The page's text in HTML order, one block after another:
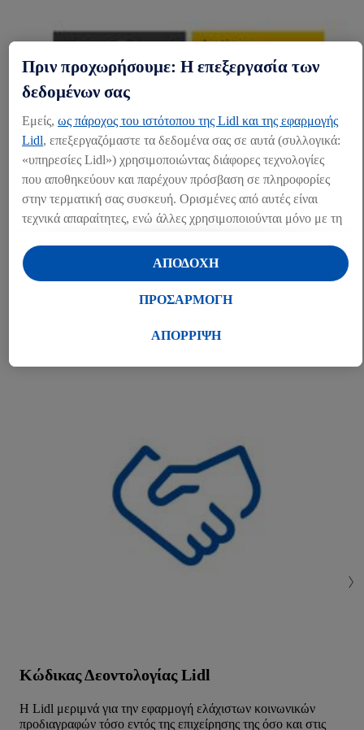
ACT
Από τον Νοέμβριο 2019, η Lidl αποτελεί μέλος της διεθνούς
όπου μαζί με άλλες εταιρείες ασκεί σε διεθνές επίπεδο
μεγαλύτερη πίεση για αμοιβές που εξασφαλίζουν μισθούς
αξιοπρεπούς διαβίωσης στη βιομηχανία της
ΠΕΡΑΙΤΈΡΩ
Κώδικας Δεοντολογίας Lidl
Η Lidl μεριμνά για την εφαρμογή ελάχιστων κοινωνικών
προδιαγραφών τόσο εντός της επιχείρησης της όσο και στις
Πριν προχωρήσουμε: Η επεξεργασία των
δεδομένων σας
Εμείς, ως πάροχος του ιστότοπου της Lidl και της εφαρμογής
Lidl, επεξεργαζόμαστε τα δεδομένα σας σε αυτά (συλλογικά:
«υπηρεσίες Lidl») χρησιμοποιώντας διάφορες τεχνολογίες
που αποθηκεύουν και παρέχουν πρόσβαση σε πληροφορίες
στην τερματική σας συσκευή. Ορισμένες από αυτές είναι
τεχνικά απαραίτητες, ενώ άλλες χρησιμοποιούνται μόνο με τη
δημιουργία στατιστικών στοιχείων ή για εξατομικευμένη
διαφήμιση εντός και εκτός των υπηρεσιών Lidl. Εάν
συμμετέχετε στο πρόγραμμα Lidl Plus, δεδομένα που
επίσης σε επεξεργασία για τους σκοπούς αυτούς.
Κάνοντας κλικ στην επιλογή «Απόρριψη», επιτρέπετε μόνο
τη χρήση των τεχνικά απαραίτητων τεχνολογιών. Κάνοντας
κλικ στην επιλογή «Αποδοχή», συγκατατίθεστε στην
επεξεργασία για όλους τους προαναφερθέντες σκοπούς.
Περαιτέρω πληροφορίες, μεταξύ άλλων για την περίοδο
αποθήκευσης των δεδομένων και το δικαίωμά σας να
ΑΠΟΡΡΙΨΗ
ΠΡΟΣΑΡΜΟΓΗ
ΑΠΟΔΟΧΗ